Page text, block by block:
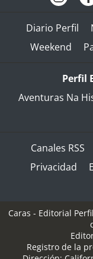
Diario Perfil
Weekend
Perfil
Aventuras Na
Canales RSS
Privacidad
Caras - Editorial
Registro de la